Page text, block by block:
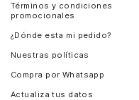
Términos y condiciones
promocionales
¿Dónde esta mi pedido?
Nuestras políticas
Compra por Whatsapp
Actualiza tus datos